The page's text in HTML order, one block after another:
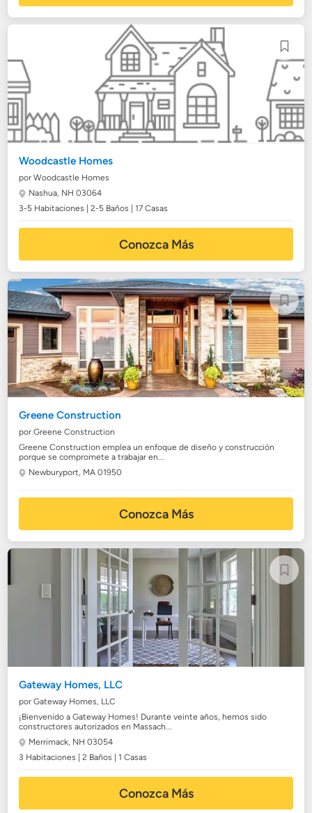
Woodcastle Homes
por Woodcastle Homes
Nashua, NH 03064
3-5 Habitaciones | 2-5 Baños | 17 Casas
Conozca Más
Greene Construction
por Greene Construction
Greene Construction emplea un enfoque de diseño y construcción
porque se compromete a trabajar en...
Newburyport, MA 01950
Conozca Más
Gateway Homes, LLC
por Gateway Homes, LLC
¡Bienvenido a Gateway Homes! Durante veinte años, hemos sido
constructores autorizados en Massach...
Merrimack, NH 03054
3 Habitaciones | 2 Baños | 1 Casas
Conozca Más